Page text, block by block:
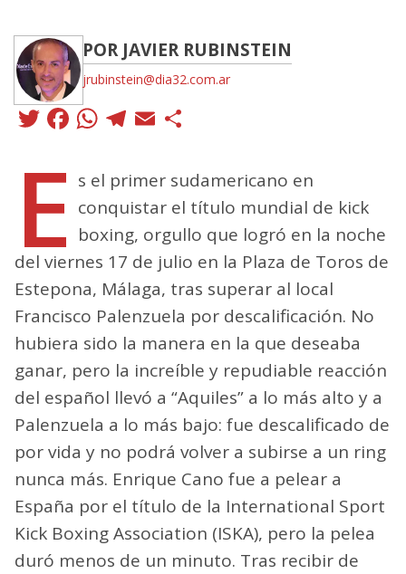
POR JAVIER RUBINSTEIN
jrubinstein@dia32.com.ar
Twitter
Facebook
WhatsApp
Telegram
Email
E s el primer sudamericano en
conquistar el título mundial de kick
boxing, orgullo que logró en la noche
del viernes 17 de julio en la Plaza de Toros de
Estepona, Málaga, tras superar al local
Francisco Palenzuela por descalificación. No
hubiera sido la manera en la que deseaba
ganar, pero la increíble y repudiable reacción
del español llevó a “Aquiles” a lo más alto y a
Palenzuela a lo más bajo: fue descalificado de
por vida y no podrá volver a subirse a un ring
nunca más. Enrique Cano fue a pelear a
España por el título de la International Sport
Kick Boxing Association (ISKA), pero la pelea
duró menos de un minuto. Tras recibir de